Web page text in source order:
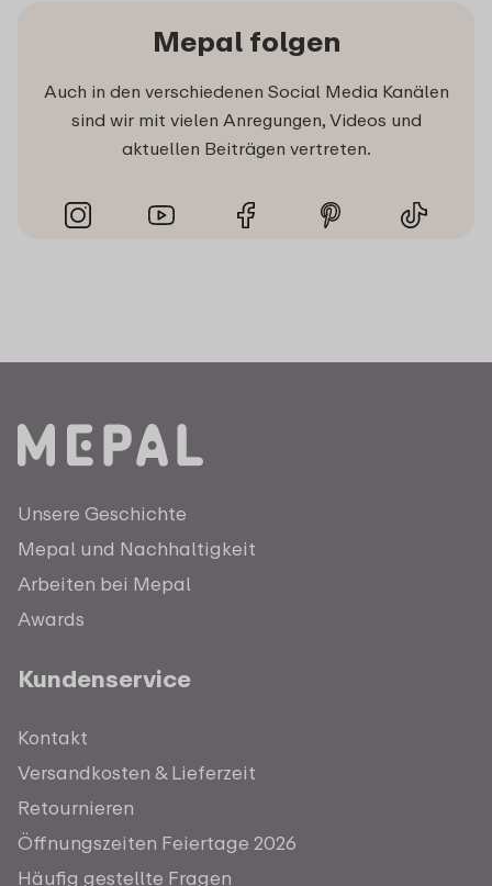
Mepal folgen
Auch in den verschiedenen Social Media Kanälen
sind wir mit vielen Anregungen, Videos und
aktuellen Beiträgen vertreten.
Unsere Geschichte
Mepal und Nachhaltigkeit
Arbeiten bei Mepal
Awards
Kundenservice
Kontakt
Versandkosten & Lieferzeit
Retournieren
Öffnungszeiten Feiertage 2026
Häufig gestellte Fragen